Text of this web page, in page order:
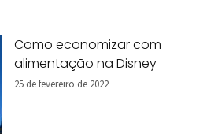
Como economizar com
alimentação na Disney
25 de fevereiro de 2022